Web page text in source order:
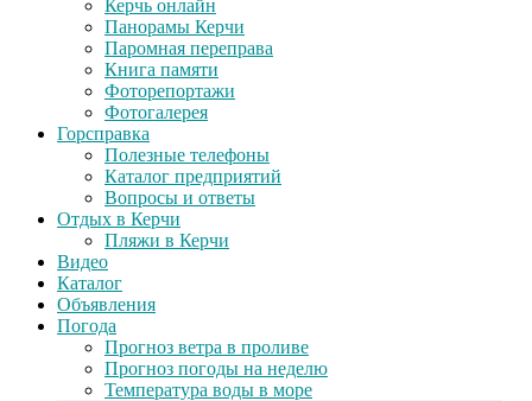
Керчь онлайн
Панорамы Керчи
Паромная переправа
Книга памяти
Фоторепортажи
Фотогалерея
Горсправка
Полезные телефоны
Каталог предприятий
Вопросы и ответы
Отдых в Керчи
Пляжи в Керчи
Видео
Каталог
Объявления
Погода
Прогноз ветра в проливе
Прогноз погоды на неделю
Температура воды в море